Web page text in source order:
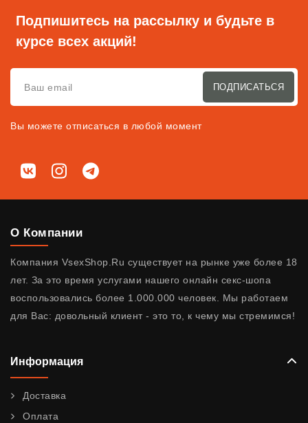
Подпишитесь на рассылку и будьте в
курсе всех акций!
ПОДПИСАТЬСЯ
Вы можете отписаться в любой момент
Мы в соц. сетях
ВКонтактеInstagramTelegram
О Компании
Компания VsexShop.Ru существует на рынке уже более 18
лет. За это время услугами нашего онлайн секс-шопа
воспользовались более 1.000.000 человек. Мы работаем
для Вас: довольный клиент - это то, к чему мы стремимся!
Информация
Доставка
Оплата